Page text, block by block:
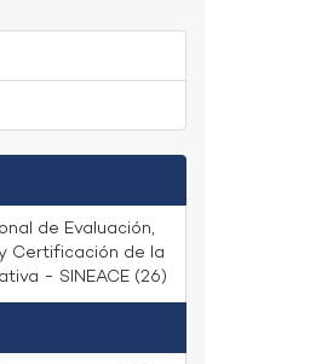
de Evaluación,
Certificación de la
- SINEACE (26)